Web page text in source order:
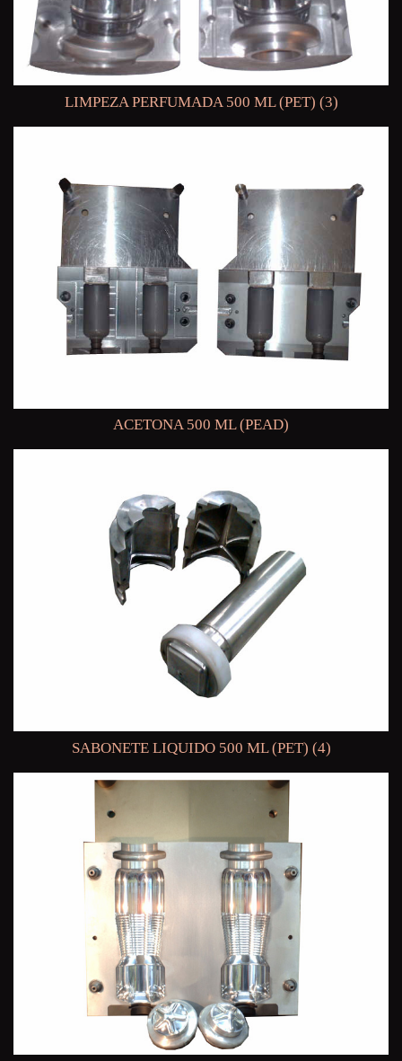
LIMPEZA PERFUMADA 500 ML (PET) (3)
ACETONA 500 ML (PEAD)
SABONETE LIQUIDO 500 ML (PET) (4)